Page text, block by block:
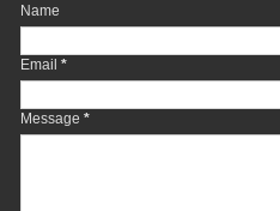
Name
Email *
Message *